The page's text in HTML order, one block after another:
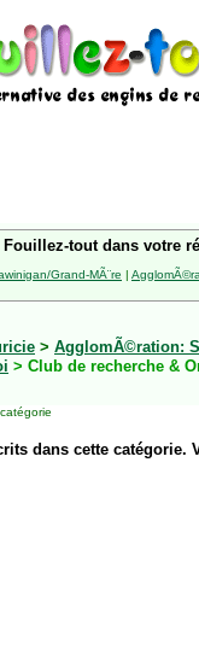
Fouillez-tout dans votre
Grand-MÃ¨re |
> AgglomÃ©ration:
> Club de recherche &
dans cette